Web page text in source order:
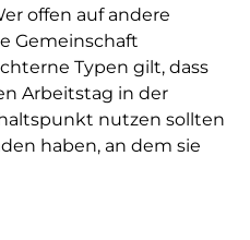
offen auf andere
Gemeinschaft
Typen gilt, dass
Arbeitstag in der
nutzen sollten
haben, an dem sie